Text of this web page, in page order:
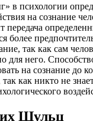
в психологии
на сознание
передача
более
так как сам
для него.
на сознание до
как никто не
Шульц